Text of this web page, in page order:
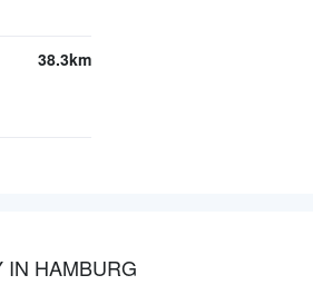
38.3km
IN HAMBURG